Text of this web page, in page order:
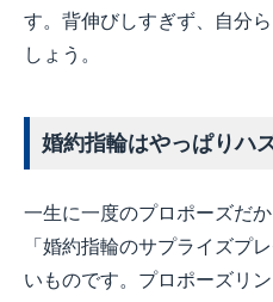
す。背伸びしすぎず、自分
しょう。
婚約指輪はやっぱりハ
一生に一度のプロポーズだ
「婚約指輪のサプライズプ
いものです。プロポーズリ